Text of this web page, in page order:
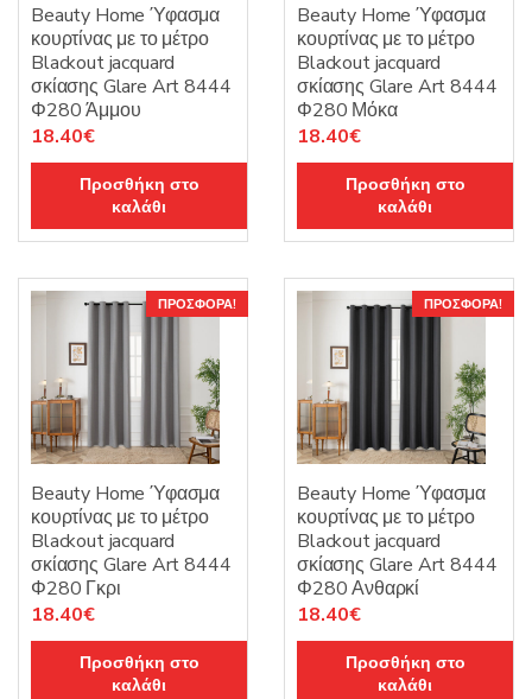
Beauty Home Ύφασμα
κουρτίνας με το μέτρο
Blackout jacquard
σκίασης Glare Art 8444
Φ280 Άμμου
Original
price
18.40€Η
τρέχουσα
τιμή
είναι:
18.40€.
Προσθήκη στο
καλάθι
Beauty Home Ύφασμα
κουρτίνας με το μέτρο
Blackout jacquard
σκίασης Glare Art 8444
Φ280 Μόκα
Original
price
18.40€Η
τρέχουσα
τιμή
είναι:
18.40€.
Προσθήκη στο
καλάθι
ΠΡΟΣΦΟΡΆ!
Beauty Home Ύφασμα
κουρτίνας με το μέτρο
Blackout jacquard
σκίασης Glare Art 8444
Φ280 Γκρι
Original
price
18.40€Η
τρέχουσα
τιμή
Προσθήκη στο
καλάθι
ΠΡΟΣΦΟΡΆ!
Beauty Home Ύφασμα
κουρτίνας με το μέτρο
Blackout jacquard
σκίασης Glare Art 8444
Φ280 Ανθαρκί
Original
price
18.40€Η
τρέχουσα
τιμή
Προσθήκη στο
καλάθι